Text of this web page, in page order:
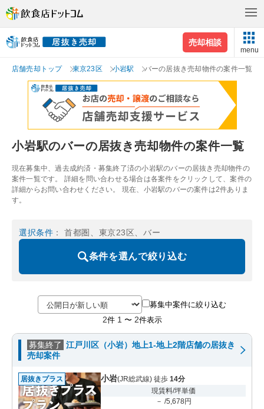
売却相談
menu
店舗売却トップ 東京23区 小岩駅 バーの居抜き売却物件の案件一覧
小岩駅のバーの居抜き売却物件の案件一覧
現在募集中、過去成約済・募集終了済の小岩駅のバーの居抜き売却物件の
案件一覧です。 詳細を問い合わせる場合は各案件をクリックして、案件の
詳細からお問い合わせください。 現在、小岩駅のバーの案件は2件ありま
す。
選択条件 ： 首都圏、東京23区、バー
条件を選んで絞り込む
募集中案件に絞り込む
2件 1 〜 2件表示
募集終了 江戸川区（小岩）地上1-地上2階店舗の居抜き
売却案件
居抜きプラス 小岩(JR総武線) 徒歩 14分
現賃料/坪単価
－ /5,678円